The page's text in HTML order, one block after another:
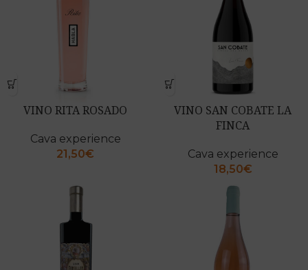
VINO RITA ROSADO
Cava experience
21,50€
VINO SAN COBATE LA
FINCA
Cava experience
18,50€